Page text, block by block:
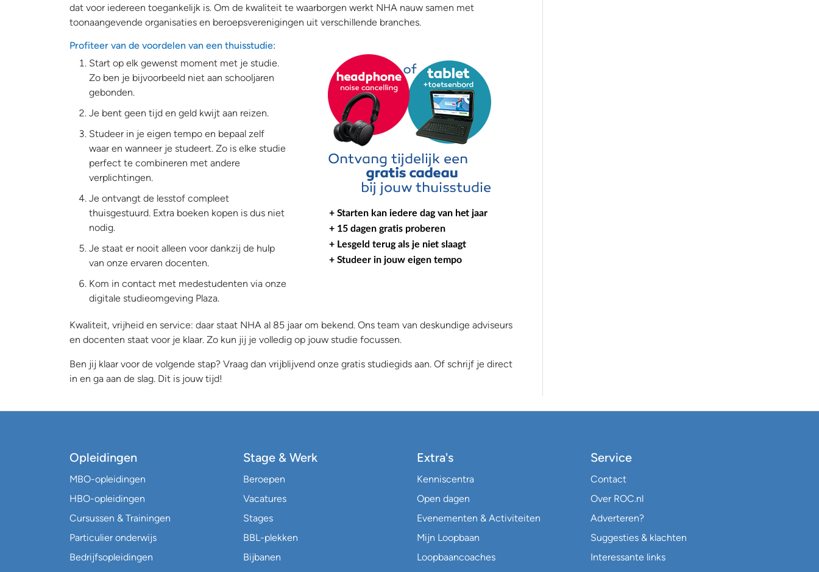
dat voor iedereen toegankelijk is. Om de kwaliteit te waarborgen werkt NHA nauw samen met
toonaangevende organisaties en beroepsverenigingen uit verschillende branches.
Profiteer van de voordelen van een thuisstudie:
Start op elk gewenst moment met je studie.
Zo ben je bijvoorbeeld niet aan schooljaren
gebonden.
Je bent geen tijd en geld kwijt aan reizen.
Studeer in je eigen tempo en bepaal zelf
waar en wanneer je studeert. Zo is elke studie
perfect te combineren met andere
verplichtingen.
Je ontvangt de lesstof compleet
thuisgestuurd. Extra boeken kopen is dus niet
nodig.
Je staat er nooit alleen voor dankzij de hulp
van onze ervaren docenten.
Kom in contact met medestudenten via onze
digitale studieomgeving Plaza.
Kwaliteit, vrijheid en service: daar staat NHA al 85 jaar om bekend. Ons team van deskundige adviseurs
en docenten staat voor je klaar. Zo kun jij je volledig op jouw studie focussen.
Ben jij klaar voor de volgende stap? Vraag dan vrijblijvend onze gratis studiegids aan. Of schrijf je direct
in en ga aan de slag. Dit is jouw tijd!
Opleidingen
MBO-opleidingen
HBO-opleidingen
Cursussen & Trainingen
Particulier onderwijs
Bedrijfsopleidingen
Stage & Werk
Beroepen
Vacatures
Stages
BBL-plekken
Bijbanen
Extra's
Kenniscentra
Open dagen
Evenementen & Activiteiten
Mijn Loopbaan
Loopbaancoaches
Service
Contact
Over ROC.nl
Adverteren?
Suggesties & klachten
Interessante links